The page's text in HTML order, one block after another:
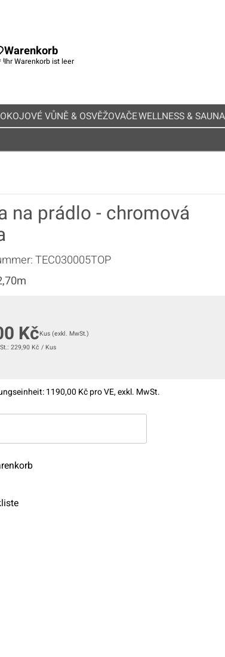
Warenkorb
Ihr Warenkorb ist leer
VŮNĚ & OSVĚŽOVAČEWELLNESS & SAUNA
na prádlo - chromová
TEC030005TOP
KčKus(exkl. MwSt.)
229,90Kč / Kus
1190,00 Kč pro VE, exkl. MwSt.